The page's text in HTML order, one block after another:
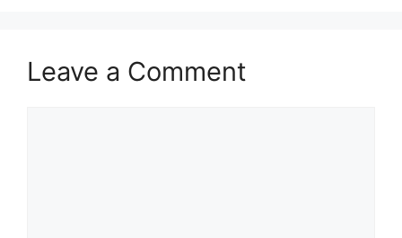
Leave a Comment